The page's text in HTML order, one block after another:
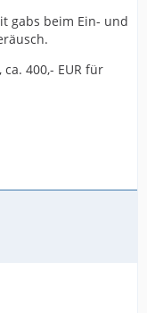
gabs beim Ein- und
400,- EUR für